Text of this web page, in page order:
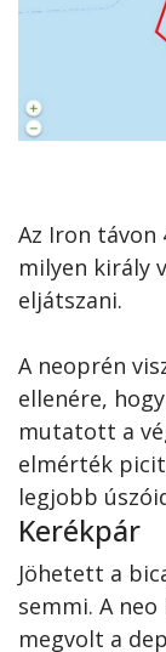
Az Iron
milyen király
eljátszani.
A neoprén
ellenére,
mutatott a
elmérték
legjobb
Kerékpár
Jöhetett a
semmi. A
megvolt a